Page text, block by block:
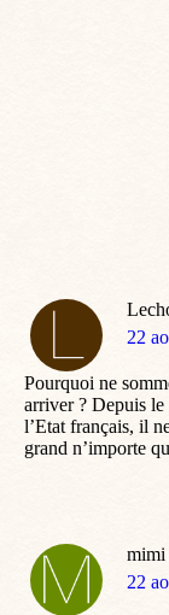
dit
22
Pourquoi ne
arriver ? Depuis le
l’Etat français, il
grand n’importe
mimi
dit
22